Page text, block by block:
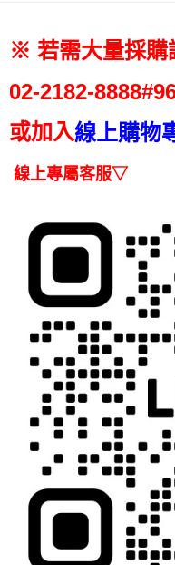
【繳款方式說明】
1.分期款項不併入電信帳單，「
2.透過簡訊連結打開帳單後，可
【注意事項】
用戶於交易時，得透過本服務
資料（包含姓名、電話或地址
由本公司與您本人進行分期帳
3.完整用戶服務條款，請詳閱以
【「AFTEE先享後付」結帳流
結帳頁面，進行簡訊認證並確
３．收到繳費通知簡訊後14天
ATM／網路銀行／等多元方式
※ 請注意：結帳手續完成當下
購買商品的店家。未經商家同
是否繳費成功／繳費後需取消
客戶支援中心」
https://
【注意事項】
１．透過由恩沛科技股份有限
易，需依本服務之必要範圍內
權轉讓予恩沛科技股份有限公
２．關於個人資料處理事宜，
https://aftee.tw/terms/#terms3
３．未成年的使用者請事先徵
「AFTEE先享後付」，若未經
任。
４．使用「AFTEE先享後付」
時審查核予不同之上限額度；
請求用戶進行身份認證。
５．嚴禁一人註冊多個帳號或
恩沛科技股份有限公司將有權
京站台北店客服中心(1F星
請自備購物袋，若需購買紙
免運費
※ 若需大量採購
02-2182-
或加入線上購物
線上專屬客服▽